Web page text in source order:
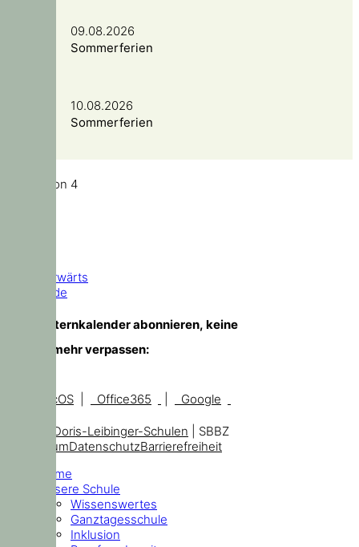
09.08.2026
Sommerferien
10.08.2026
Sommerferien
Seite 1 von 4
Vorwärts
Ende
Elternkalender abonnieren, keine
Temine mehr verpassen:
iOS, macOS Office365 Google
Doris-Leibinger-Schulen | SBBZ
ImpressumDatenschutzBarrierefreiheit
Home
Unsere Schule
Wissenswertes
Ganztagesschule
Inklusion